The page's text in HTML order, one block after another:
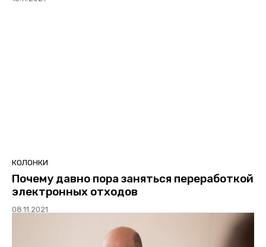
КОЛОНКИ
Почему давно пора заняться переработкой
электронных отходов
08.11.2021